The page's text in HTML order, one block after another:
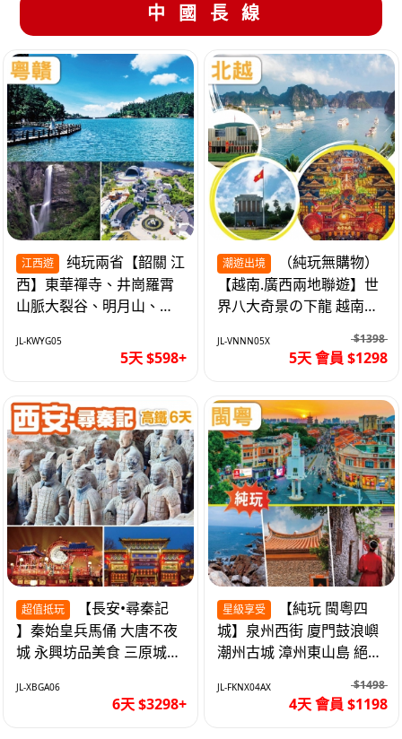
中國長線
江西遊
西】東華禪寺、井崗羅霄
山脈大裂谷、明月山、仙
JL-KWYG05
5天 $598+
潮遊出境
【越南.廣西兩地聯遊】世
界八大奇景の下龍 越南首
車5天
JL-VNNN05X $1398
5天 會員 $1298
超值抵玩
】秦始皇兵馬俑 大唐不夜
城 永興坊品美食 三原城隍
JL-XBGA06
6天 $3298+
星級享受
城】泉州西街 廈門鼓浪嶼
潮州古城 漳州東山島 絕無
JL-FKNX04AX $1498
4天 會員 $1198